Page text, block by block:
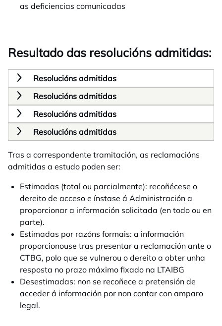
as deficiencias comunicadas
Resultado das resolucións admitidas:
Resolucións admitidas
Resolucións admitidas
Resolucións admitidas
Resolucións admitidas
Tras a correspondente tramitación, as reclamacións
admitidas a estudo poden ser:
Estimadas (total ou parcialmente): recoñécese o
dereito de acceso e ínstase á Administración a
proporcionar a información solicitada (en todo ou en
parte).
Estimadas por razóns formais: a información
proporcionouse tras presentar a reclamación ante o
CTBG, polo que se vulnerou o dereito a obter unha
resposta no prazo máximo fixado na LTAIBG
Desestimadas: non se recoñece a pretensión de
acceder á información por non contar con amparo
legal.